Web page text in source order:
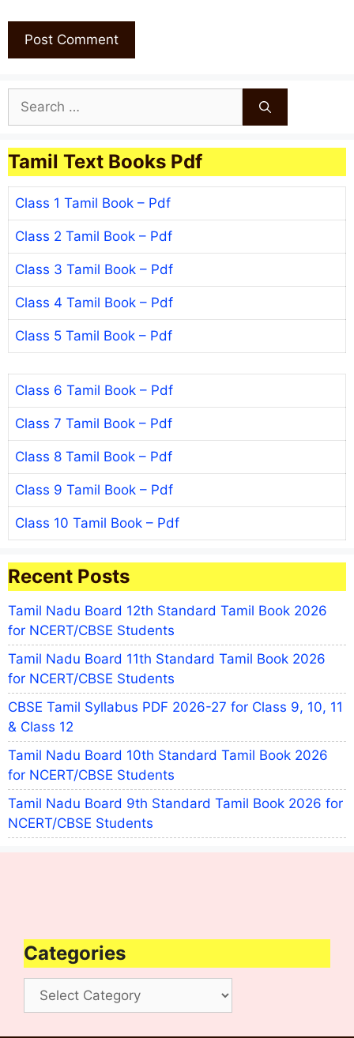
Search
for:
Tamil Text Books Pdf
Class 1 Tamil Book – Pdf
Class 2 Tamil Book – Pdf
Class 3 Tamil Book – Pdf
Class 4 Tamil Book – Pdf
Class 5 Tamil Book – Pdf
Class 6 Tamil Book – Pdf
Class 7 Tamil Book – Pdf
Class 8 Tamil Book – Pdf
Class 9 Tamil Book – Pdf
Class 10 Tamil Book – Pdf
Recent Posts
Tamil Nadu Board 12th Standard Tamil Book 2026
for NCERT/CBSE Students
Tamil Nadu Board 11th Standard Tamil Book 2026
for NCERT/CBSE Students
CBSE Tamil Syllabus PDF 2026-27 for Class 9, 10, 11
& Class 12
Tamil Nadu Board 10th Standard Tamil Book 2026
for NCERT/CBSE Students
Tamil Nadu Board 9th Standard Tamil Book 2026 for
NCERT/CBSE Students
Categories
Categories